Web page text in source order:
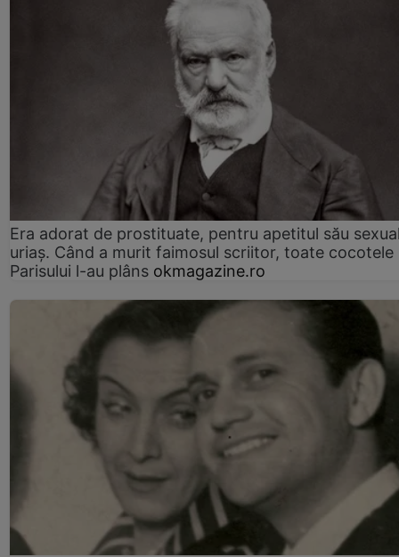
Era adorat de prostituate, pentru apetitul său
uriaș. Când a murit faimosul scriitor, toate cocotele
Parisului l-au plâns okmagazine.ro